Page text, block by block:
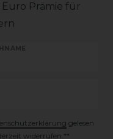
Prämie für
gelesen
widerrufen.**